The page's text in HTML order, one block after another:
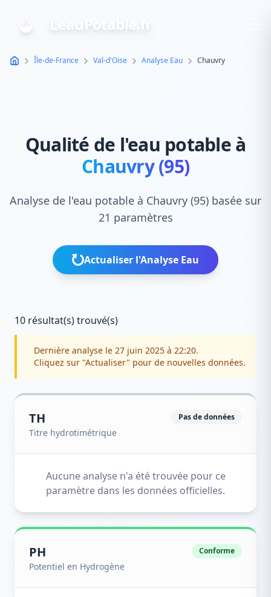
LeauPotable.fr
Île-de-France Val-d'Oise Analyse Eau Chauvry
Qualité de l'eau potable à
Chauvry (95)
Analyse de l'eau potable à Chauvry (95) basée sur
21 paramètres
Actualiser l'Analyse Eau
10 résultat(s) trouvé(s)
Dernière analyse le 27 juin 2025 à 22:20.
Cliquez sur "Actualiser" pour de nouvelles données.
TH
Titre hydrotimétrique
Pas de données
Aucune analyse n'a été trouvée pour ce
paramètre dans les données officielles.
PH
Potentiel en Hydrogène
Conforme